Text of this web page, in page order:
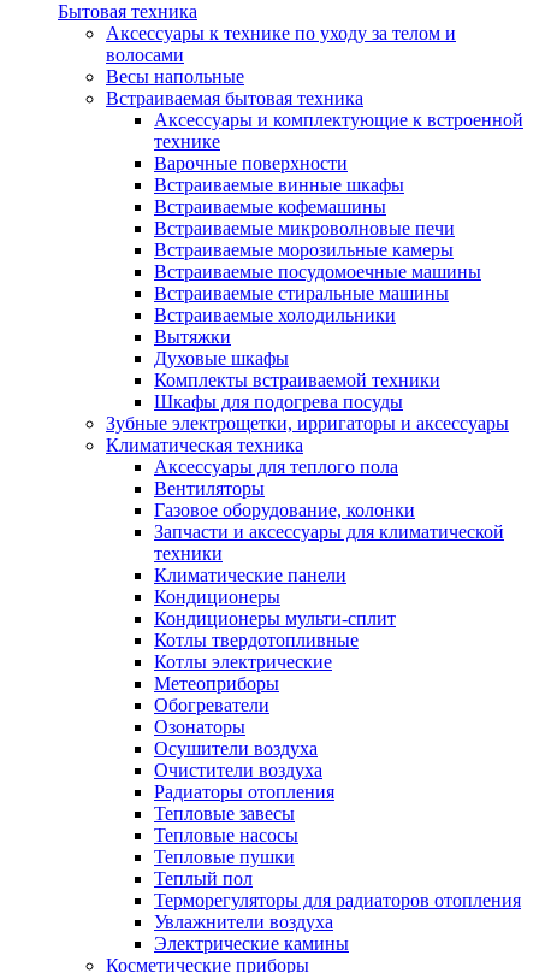
Бытовая техника
Аксессуары к технике по уходу за телом и
волосами
Весы напольные
Встраиваемая бытовая техника
Аксессуары и комплектующие к встроенной
технике
Варочные поверхности
Встраиваемые винные шкафы
Встраиваемые кофемашины
Встраиваемые микроволновые печи
Встраиваемые морозильные камеры
Встраиваемые посудомоечные машины
Встраиваемые стиральные машины
Встраиваемые холодильники
Вытяжки
Духовые шкафы
Комплекты встраиваемой техники
Шкафы для подогрева посуды
Зубные электрощетки, ирригаторы и аксессуары
Климатическая техника
Аксессуары для теплого пола
Вентиляторы
Газовое оборудование, колонки
Запчасти и аксессуары для климатической
техники
Климатические панели
Кондиционеры
Кондиционеры мульти-сплит
Котлы твердотопливные
Котлы электрические
Метеоприборы
Обогреватели
Озонаторы
Осушители воздуха
Очистители воздуха
Радиаторы отопления
Тепловые завесы
Тепловые насосы
Тепловые пушки
Теплый пол
Терморегуляторы для радиаторов отопления
Увлажнители воздуха
Электрические камины
Косметические приборы